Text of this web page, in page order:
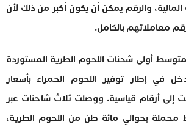
والرقم يمكن أن يكون أكبر من ذلك لأن
معاملاتهم بالكامل.
أولى شحنات اللحوم الطرية المستوردة
في إطار توفير اللحوم الحمراء بأسعار
إلى أرقام قياسية. ووصلت ثلاث شاحنات عبر
محملة بحوالي مائة طن من اللحوم الطرية،